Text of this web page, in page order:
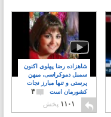
شاهزاده رضا پهلوی اکنون
سمبل دموکراسی، میهن
پرستی و تنها مبارز نجات
کشورمان است
۴
۱۱۰۱ پخش